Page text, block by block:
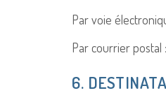
Par voie
Par courrier postal
6.